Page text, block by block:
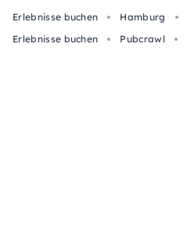
Erlebnisse buchen Hamburg
Erlebnisse buchen
Pubcrawl